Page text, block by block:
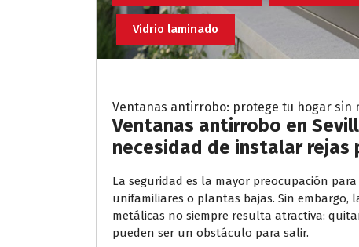
Vidrio laminado
Ventanas antirrobo: protege tu hogar sin
Ventanas antirrobo en
necesidad de instalar rejas
La seguridad es la mayor preocupación
unifamiliares o plantas bajas. Sin embargo,
metálicas no siempre resulta atractiva:
pueden ser un obstáculo para salir.